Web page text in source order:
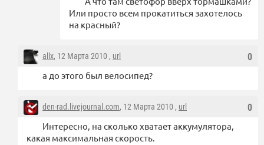
Или просто всем прокатиться захотелось
на красный?
0
allx, 12 Марта 2010 , url
а до этого был велосипед?
0
den-rad.livejournal.com, 12 Марта 2010 , url
Интересно, на сколько хватает аккумулятора,
какая максимальная скорость.